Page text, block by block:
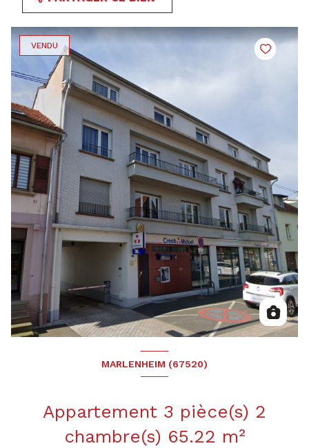
VENDU
MARLENHEIM (67520)
Appartement 3 pièce(s) 2
chambre(s) 65.22 m²